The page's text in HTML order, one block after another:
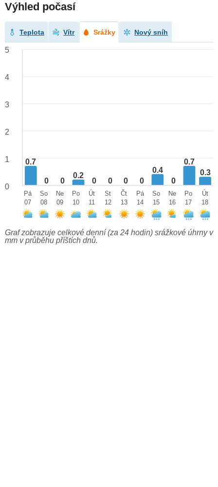
Výhled počasí
Teplota Vítr Srážky Nový sníh
0.7
0 0
0.2
0 0 0 0
0.4
0
0.7
0.3
5
4
3
2
1
0
Pá
07
So
08
Ne
09
Po
10
Út
11
St
12
Čt
13
Pá
14
So
15
Ne
16
Po
17
Út
18
Graf zobrazuje celkové denní (za 24 hodin) srážkové úhrny v
mm v průběhu příštích dnů.